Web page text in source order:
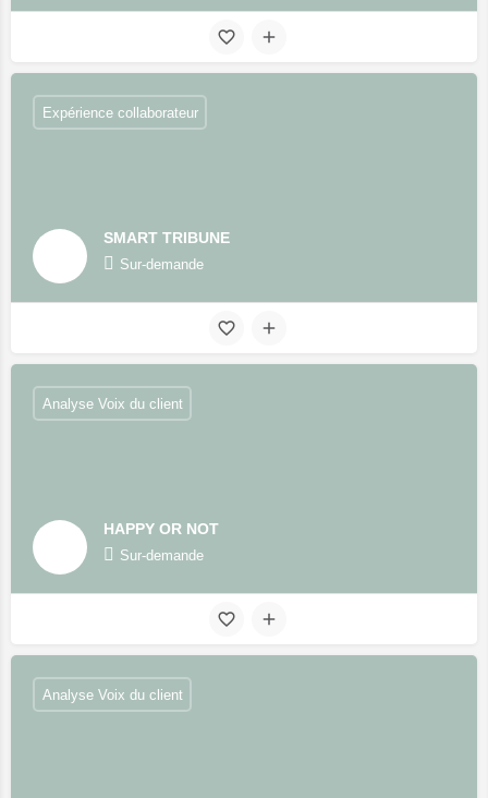
SMART TRIBUNE
Sur-demande
Expérience collaborateur
HAPPY OR NOT
Sur-demande
Analyse Voix du client
Analyse Voix du client